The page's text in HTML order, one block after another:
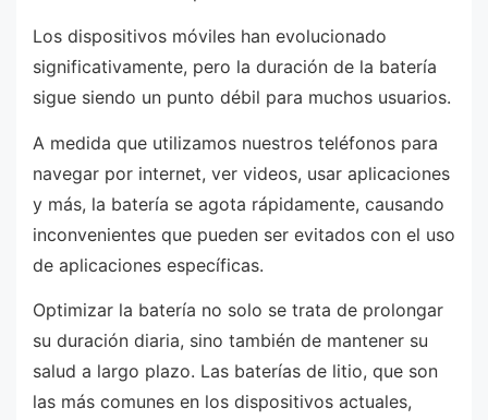
Los dispositivos móviles han evolucionado
significativamente, pero la duración de la batería
sigue siendo un punto débil para muchos usuarios.
A medida que utilizamos nuestros teléfonos para
navegar por internet, ver videos, usar aplicaciones
y más, la batería se agota rápidamente, causando
inconvenientes que pueden ser evitados con el uso
de aplicaciones específicas.
Optimizar la batería no solo se trata de prolongar
su duración diaria, sino también de mantener su
salud a largo plazo. Las baterías de litio, que son
las más comunes en los dispositivos actuales,